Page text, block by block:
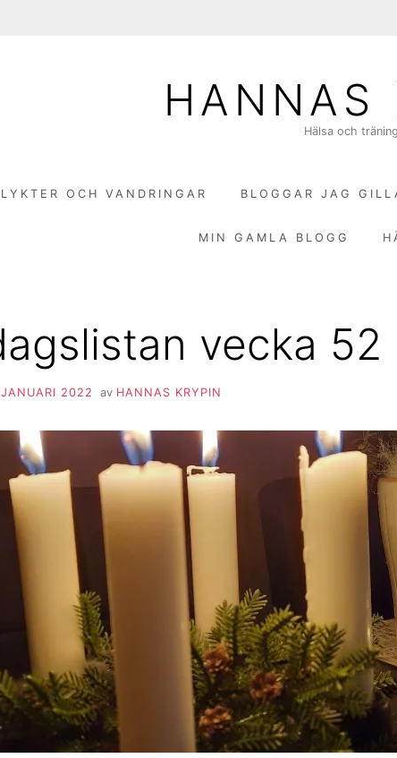
HANNAS
Hälsa och
OCH VANDRINGAR BLOGGAR JAG
MIN GAMLA BLOGG
vecka 52
2022 av HANNAS KRYPIN